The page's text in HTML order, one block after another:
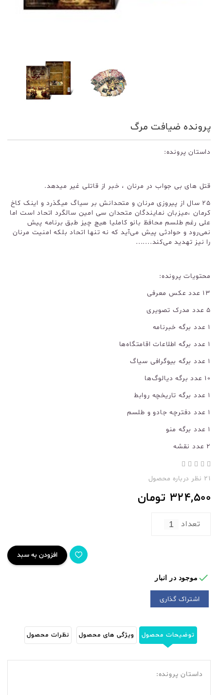
پرونده ضیافت مرگ
داستان پرونده:
قتل های بی جواب در مرنان ، خبر از قاتلی غیر میدهد.
25 سال از پیروزی مرنان و متحدانش بر سیاگ میگذرد و اینک کاخ
کرمان ،میزبان نمایندگان متحدان سی امین سالگرد اتحاد است اما
علی رغم طلسم محافظ بانو کاملیا هیچ چیز طبق برنامه پیش
نمی‌رود و حوادثی پیش می‌آید که نه تنها اتحاد بلکه امنیت مرنان
را نیز تهدید می‌کند.......
محتویات پرونده:
۱۳ عدد عکس معرفی
۵ عدد مدرک تصویری
۱ عدد برگه خبرنامه
۱ عدد برگه اطلاعات اقامتگاه‌ها
۱ عدد برگه بیوگرافی سیاگ
۱۰ عدد برگه دیالوگ‌ها
۱ عدد برگه تاریخچه روابط
۱ عدد دفترچه جادو و طلسم
۱ عدد برگه منو
۲ عدد نقشه
21 نظر درباره محصول
324,500 تومان
تعداد
افزودن به سبد
 موجود در انبار
اشتراک گذاری
توضیحات محصول ویژگی های محصول نظرات محصول
داستان پرونده: